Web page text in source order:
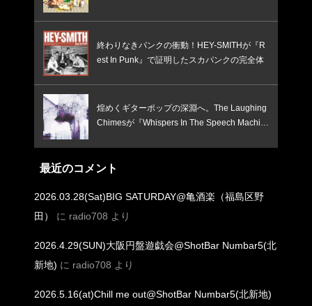
終わりなきパンクの衝動！HEY-SMITHが『R
est In Punk』で証明したスカパンクの完全体
煌めくギターポップの深淵へ。The Laughing
Chimesが『Whispers In The Speech Machin
最近のコメント
2026.03.28(Sat)BIG SATURDAY@亀酒楽（福島区野
田）
に radio708 より
2026.4.29(SUN)大阪円盤遊戯会@ShotBar Numbar5(北
新地) に radio708 より
2026.5.16(at)Chill me out@ShotBar Numbar5(北新地)